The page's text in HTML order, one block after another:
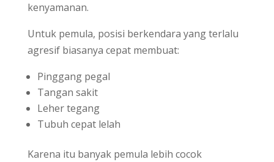
kenyamanan.
Untuk pemula, posisi berkendara yang terlalu
agresif biasanya cepat membuat:
Pinggang pegal
Tangan sakit
Leher tegang
Tubuh cepat lelah
Karena itu banyak pemula lebih cocok